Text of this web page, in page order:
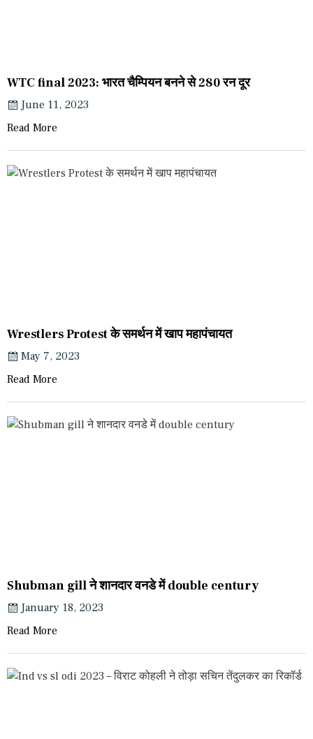
WTC final 2023: भारत चैम्पियन बनने से 280 रन दूर
June 11, 2023
Read More
Wrestlers Protest के समर्थन में खाप महापंचायत
May 7, 2023
Read More
Shubman gill ने शानदार वनडे में double century
January 18, 2023
Read More